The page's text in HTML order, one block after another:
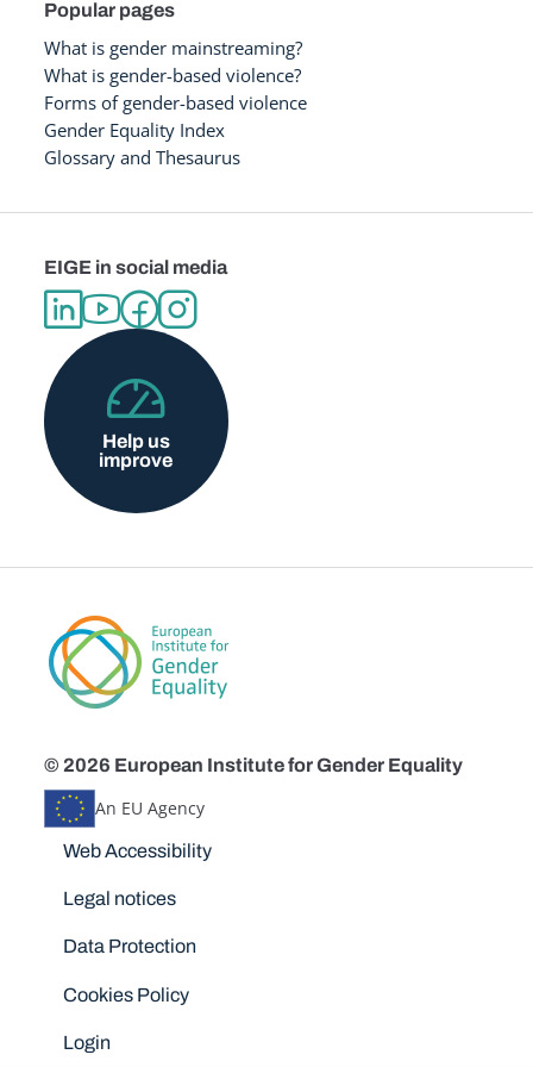
Popular pages
What is gender mainstreaming?
What is gender-based violence?
Forms of gender-based violence
Gender Equality Index
Glossary and Thesaurus
EIGE in social media
Help us
improve
© 2026 European Institute for Gender Equality
An EU Agency
Disclaimers
Web Accessibility
Legal notices
Data Protection
Cookies Policy
Login